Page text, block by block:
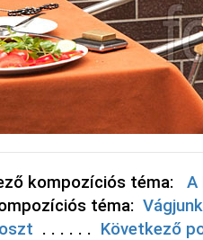
kompozíciós téma: A
téma:
. . . . . . Következő